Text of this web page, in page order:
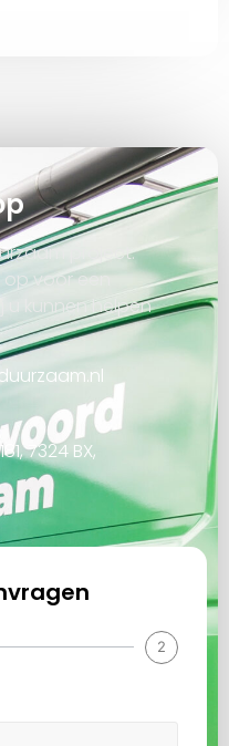
project.
voor een
kunnen helpen
7324 BX,
2